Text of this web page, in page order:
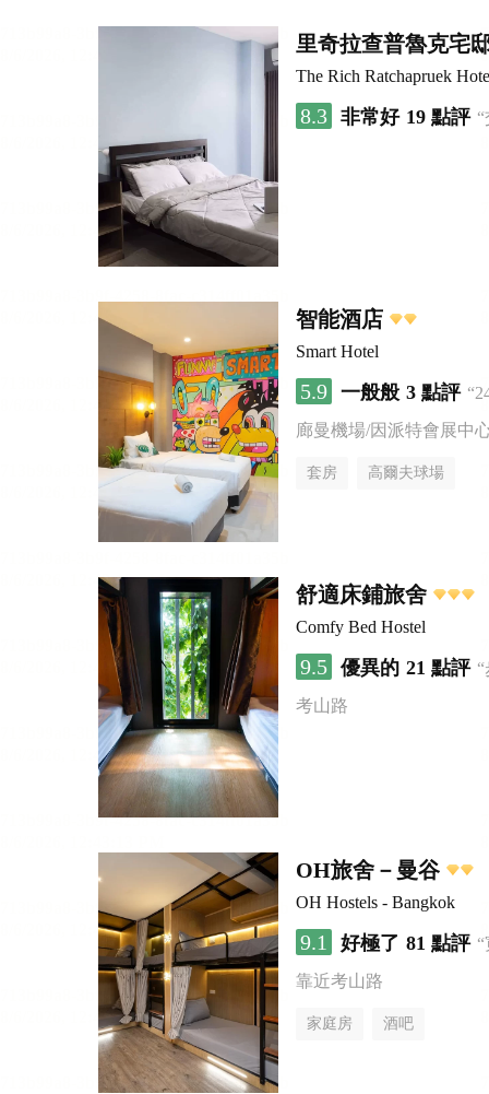
里奇拉查普魯克宅
The Rich Ratchapruek
8.3 非常好 19 點評
智能酒店
Smart Hotel
5.9 一般般 3 點評
廊曼機場/因派特會展中
套房 高爾夫球場
舒適床鋪旅舍
Comfy Bed Hostel
9.5 優異的 21 點評
考山路
OH旅舍－曼谷
OH Hostels - Bangkok
9.1 好極了 81 點評
靠近考山路
家庭房 酒吧